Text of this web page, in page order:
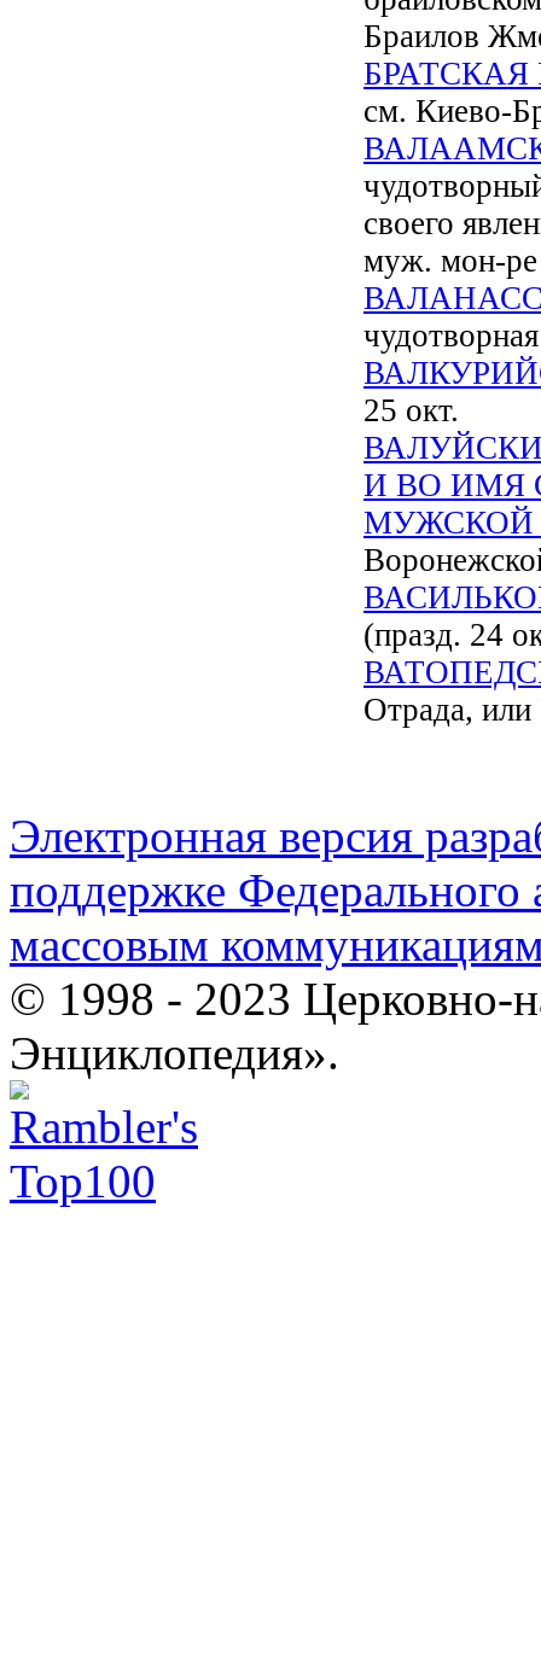
Браилов
см. Киево-
своего
муж. мон-ре
25 окт.
И ВО ИМЯ
МУЖСКОЙ
(празд. 24
Отрада,
Электронная версия
поддержке Федерального
массовым
© 1998 - 2023 Церковно-
Энциклопедия».